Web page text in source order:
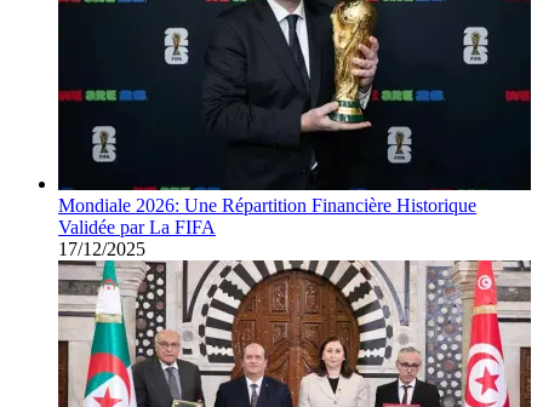
Mondiale 2026: Une Répartition Financière Historique
Validée par La FIFA
17/12/2025